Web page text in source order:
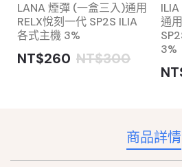
LANA 煙彈 (一盒三入)通用
RELX悅刻一代 SP2S ILIA
各式主機 3%
NT$260 NT$300
通
3%
商品詳情